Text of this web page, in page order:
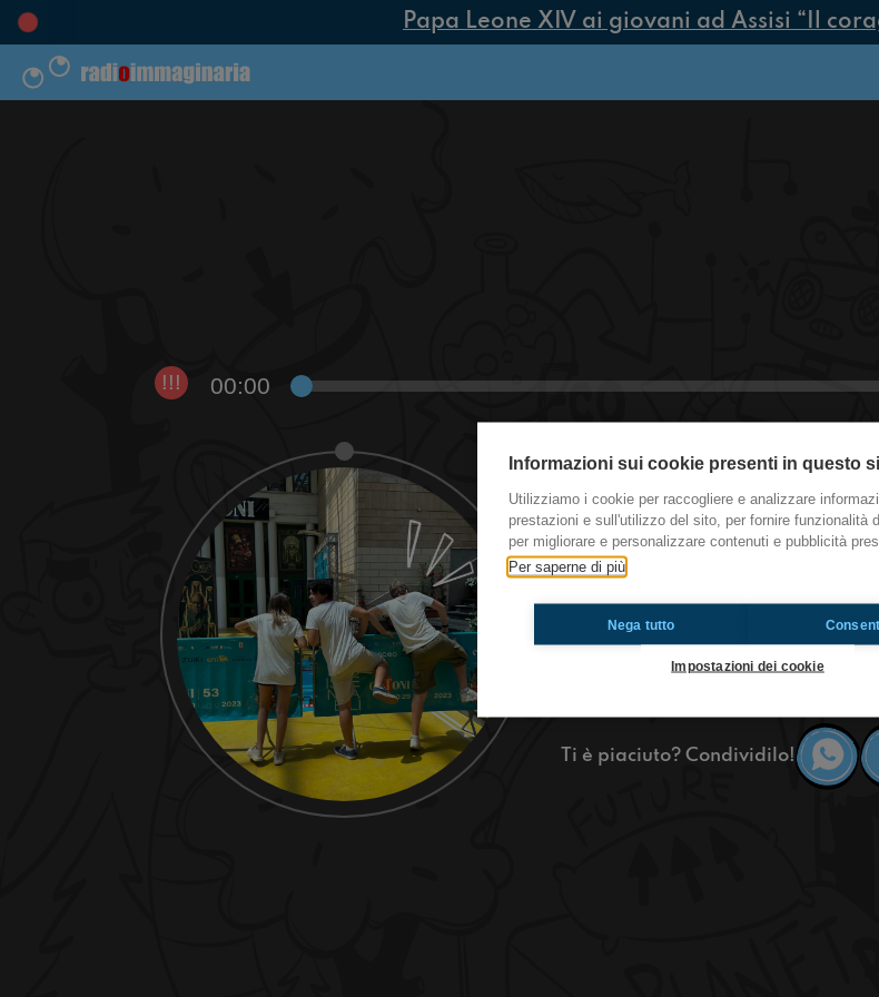
Papa Leone XIV ai giovani ad Assisi “Il
!!! 00:00
#Check-in Crazy fans for
Hi guys, we're back with CHECK-
of GIFFONI FILM FESTIVAL 2023.
Today we will do a challenge
we are still going to talk about
work and workers. We hope it
https://www.radioimmaginaria.it
Ti è piaciuto? Condividilo!
Informazioni sui cookie presenti in questo
Utilizziamo i cookie per raccogliere e analizzare
prestazioni e sull'utilizzo del sito, per fornire funzionalità
per migliorare e personalizzare contenuti e pubblicità
Per saperne di più
Nega tutto
Impostazioni dei cookie